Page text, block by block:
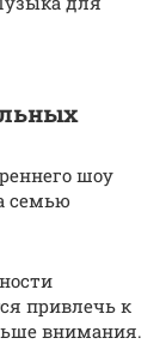
шоу
семью
привлечь к
внимания.